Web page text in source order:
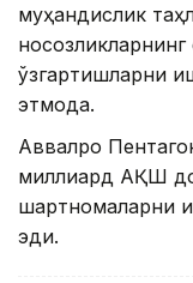
муҳандислик
носозликларнинг
ўзгартишларни
этмоқда.
Аввалроқ
миллиард АҚШ
шартномаларни
эди.